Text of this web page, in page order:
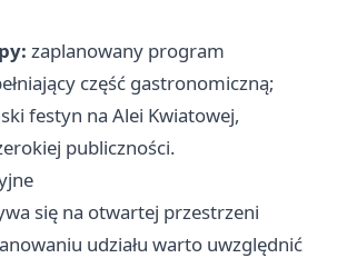
zaplanowany program
część gastronomiczną;
festyn na Alei Kwiatowej,
publiczności.
się na otwartej przestrzeni
udziału warto uwzględnić